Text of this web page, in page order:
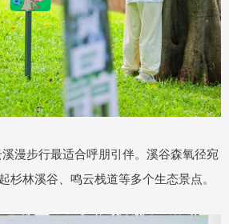
溪漫步行最适合呼朋引伴。溪谷森氧径宛
杉林溪谷、鸣云栈道等多个生态景点。